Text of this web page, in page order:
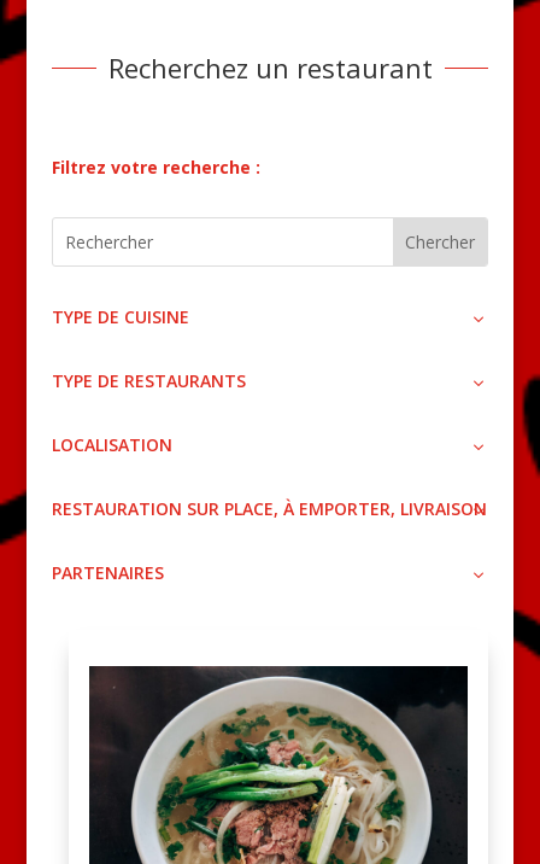
Recherchez un restaurant
Filtrez votre recherche :
TYPE DE CUISINE
TYPE DE RESTAURANTS
LOCALISATION
RESTAURATION SUR PLACE, À EMPORTER, LIVRAISON
PARTENAIRES